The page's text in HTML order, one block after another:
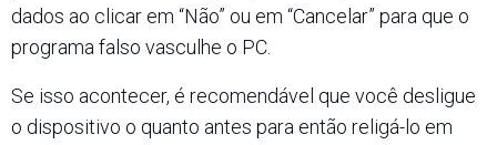
dados ao clicar em “Não” ou em “Cancelar” para que o
programa falso vasculhe o PC.
Se isso acontecer, é recomendável que você desligue
o dispositivo o quanto antes para então religá-lo em